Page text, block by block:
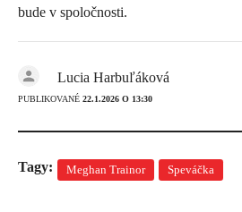
bude v spoločnosti.
Lucia Harbuľáková
PUBLIKOVANÉ 22.1.2026 O 13:30
Tagy: Meghan Trainor Speváčka